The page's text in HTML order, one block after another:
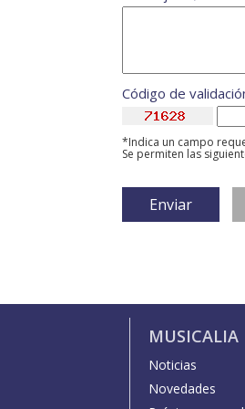
Código de
*Indica un campo
Se permiten las
MUSICALIA
Noticias
Novedades